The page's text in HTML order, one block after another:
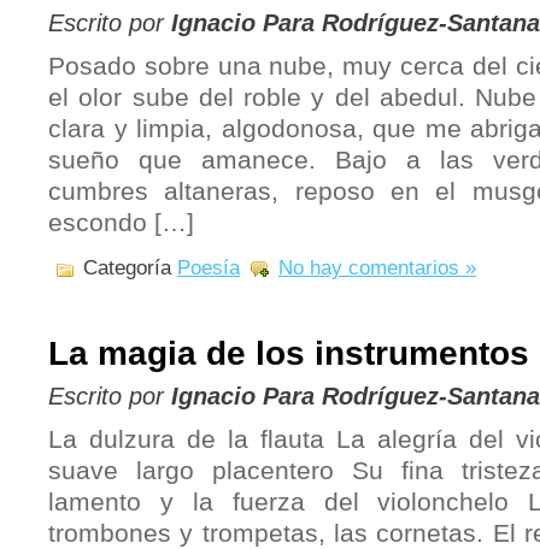
Escrito por Ignacio Para Rodríguez-Santana
Posado sobre una nube, muy cerca del
el olor sube del roble y del abedul.
clara y limpia, algodonosa, que me
sueño que amanece. Bajo a las
cumbres altaneras, reposo en el
escondo […]
Categoría Poesía No hay comentarios »
La magia de los instrumentos
Escrito por Ignacio Para Rodríguez-Santana
La dulzura de la flauta La alegría del
suave largo placentero Su fina
lamento y la fuerza del violonchelo
trombones y trompetas, las cornetas. El